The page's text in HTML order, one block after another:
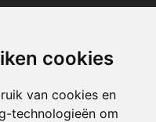
cookies
van cookies en
technologieën om